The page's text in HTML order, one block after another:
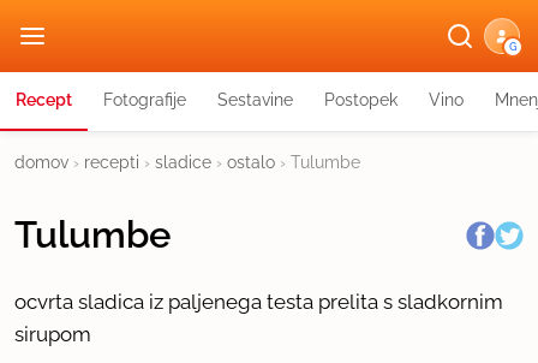
G
Recept Fotografije Sestavine Postopek Vino
domov › recepti › sladice › ostalo › Tulumbe
Tulumbe
ocvrta sladica iz paljenega testa prelita s sladkornim
sirupom